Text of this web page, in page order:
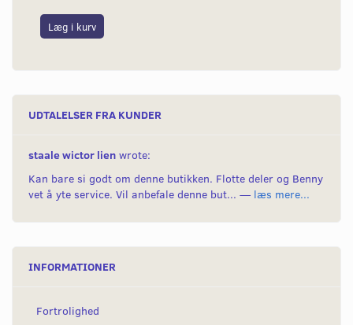
Læg i kurv
UDTALELSER FRA KUNDER
staale wictor lien wrote:
Kan bare si godt om denne butikken. Flotte deler og Benny
vet å yte service. Vil anbefale denne but... — læs mere...
INFORMATIONER
Fortrolighed